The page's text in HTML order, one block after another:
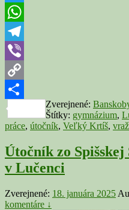
Twitter
WhatsApp
Telegram
Viber
Copy
Link
Share
Zverejnené:
Štítky: gymnázium,
práce, útočník, Veľký Krtíš,
Útočník zo
v Lučenci
Zverejnené: 18. januára 2025
komentáre ↓